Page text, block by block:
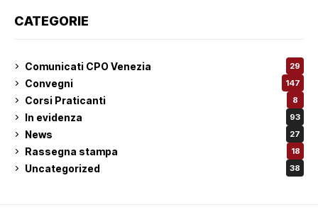
CATEGORIE
Comunicati CPO Venezia 29
Convegni 147
Corsi Praticanti 8
In evidenza 93
News 27
Rassegna stampa 18
Uncategorized 38